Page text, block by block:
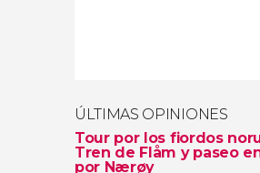
ÚLTIMAS OPINIONES
Tour por los fiordos
Tren de Flåm y paseo
por Nærøy